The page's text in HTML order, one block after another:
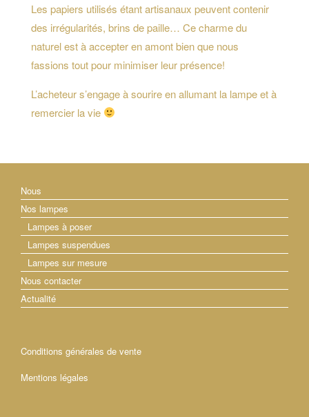
Les papiers utilisés étant artisanaux peuvent contenir
des irrégularités, brins de paille… Ce charme du
naturel est à accepter en amont bien que nous
fassions tout pour minimiser leur présence!
L’acheteur s’engage à sourire en allumant la lampe et à
remercier la vie
Nous
Nos lampes
Lampes à poser
Lampes suspendues
Lampes sur mesure
Nous contacter
Actualité
Conditions générales de vente
Mentions légales